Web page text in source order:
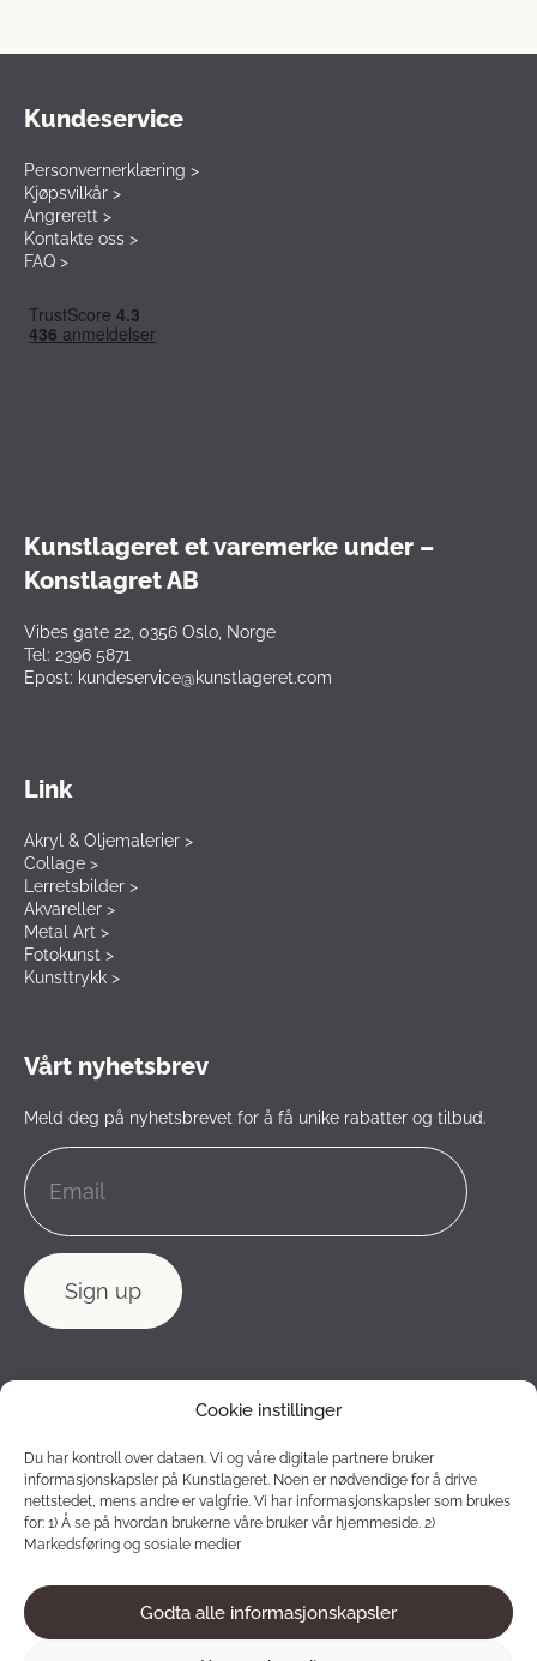
Cookie instillinger
Du har kontroll over dataen. Vi og våre digitale partnere bruker
informasjonskapsler på Kunstlageret. Noen er nødvendige for å drive
nettstedet, mens andre er valgfrie. Vi har informasjonskapsler som brukes
for: 1) Å se på hvordan brukerne våre bruker vår hjemmeside. 2)
Markedsføring og sosiale medier
Godta alle informasjonskapsler
Kundeservice
Personvernerklæring >
Kjøpsvilkår >
Angrerett >
Kontakte oss >
FAQ >
Kunstlageret et varemerke under –
Konstlagret AB
Vibes gate 22, 0356 Oslo, Norge
Tel: 2396 5871
Epost: kundeservice@kunstlageret.com
Link
Akryl & Oljemalerier >
Collage >
Lerretsbilder >
Akvareller >
Metal Art >
Fotokunst >
Kunsttrykk >
Vårt nyhetsbrev
Meld deg på nyhetsbrevet for å få unike rabatter og tilbud.
2012 - 2026 © Konstlagret. All rights reserved.